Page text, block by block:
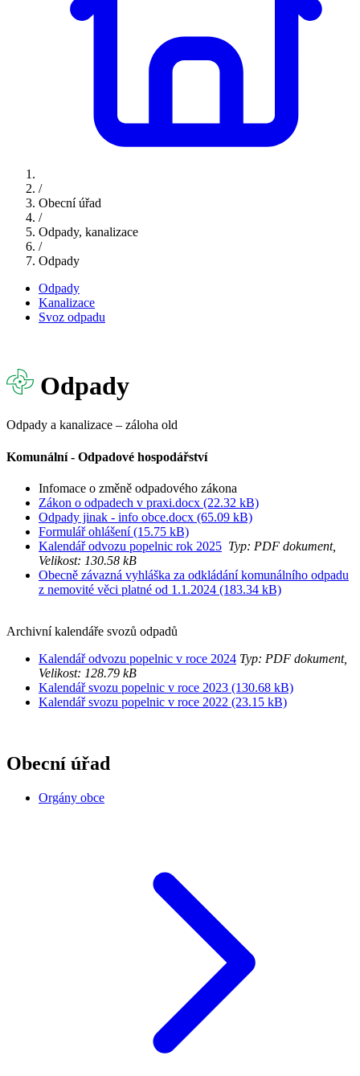
/
Obecní úřad
/
Odpady, kanalizace
/
Odpady
Odpady
Kanalizace
Svoz odpadu
Odpady
Odpady a kanalizace – záloha old
Komunální - Odpadové hospodářství
Infomace o změně odpadového zákona
Zákon o odpadech v praxi.docx (22.32 kB)
Odpady jinak - info obce.docx (65.09 kB)
Formulář ohlášení (15.75 kB)
Kalendář odvozu popelnic rok 2025 Typ: PDF dokument,
Velikost: 130.58 kB
Obecně závazná vyhláška za odkládání komunálního odpadu
z nemovité věci platné od 1.1.2024 (183.34 kB)
Archivní kalendáře svozů odpadů
Kalendář odvozu popelnic v roce 2024 Typ: PDF dokument,
Velikost: 128.79 kB
Kalendář svozu popelnic v roce 2023 (130.68 kB)
Kalendář svozu popelnic v roce 2022 (23.15 kB)
Obecní úřad
Orgány obce